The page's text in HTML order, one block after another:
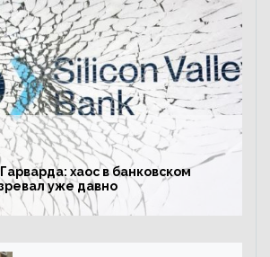
хаос в банковском
уже давно